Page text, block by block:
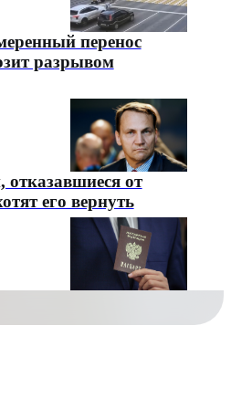
перенос
разрывом
от
его вернуть